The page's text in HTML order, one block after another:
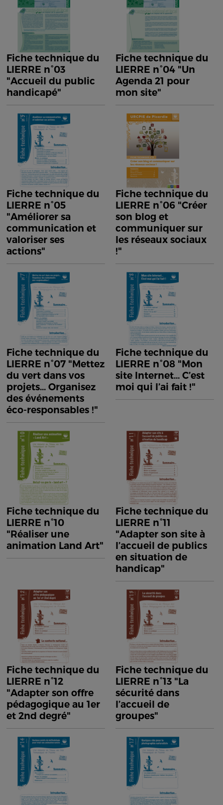
Fiche technique du
LIERRE n°03
"Accueil du public
handicapé"
Fiche technique du
LIERRE n°04 "Un
Agenda 21 pour
mon site"
Fiche technique du
LIERRE n°05
"Améliorer sa
communication et
valoriser ses
actions"
Fiche technique du
LIERRE n°06 "Créer
son blog et
communiquer sur
les réseaux sociaux
!"
Fiche technique du
LIERRE n°07 "Mettez
du vert dans vos
projets... Organisez
des événements
éco-responsables !"
Fiche technique du
LIERRE n°08 "Mon
site Internet... C’est
moi qui l’ai fait !"
Fiche technique du
LIERRE n°10
"Réaliser une
animation Land Art"
Fiche technique du
LIERRE n°11
"Adapter son site à
l’accueil de publics
en situation de
handicap"
Fiche technique du
LIERRE n°12
"Adapter son offre
pédagogique au 1er
et 2nd degré"
Fiche technique du
LIERRE n°13 "La
sécurité dans
l’accueil de
groupes"